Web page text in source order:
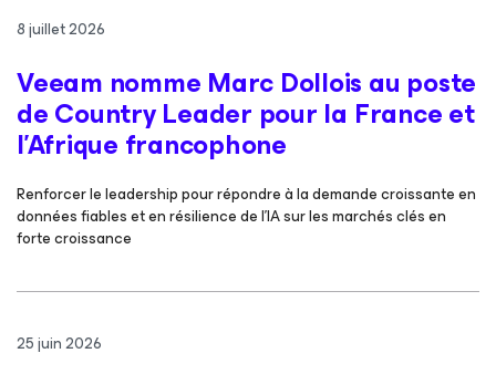
8 juillet 2026
Veeam nomme Marc Dollois au poste
de Country Leader pour la France et
l’Afrique francophone
Renforcer le leadership pour répondre à la demande croissante en
données fiables et en résilience de l’IA sur les marchés clés en
forte croissance
25 juin 2026